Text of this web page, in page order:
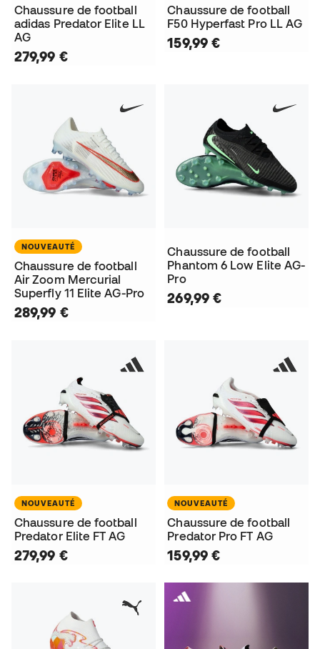
Chaussure de football
adidas Predator Elite LL
AG
279,99 €
Chaussure de football
F50 Hyperfast Pro LL AG
159,99 €
NOUVEAUTÉ
Chaussure de football
Air Zoom Mercurial
Superfly 11 Elite AG-Pro
289,99 €
Chaussure de football
Phantom 6 Low Elite AG-
Pro
269,99 €
NOUVEAUTÉ
Chaussure de football
Predator Elite FT AG
279,99 €
NOUVEAUTÉ
Chaussure de football
Predator Pro FT AG
159,99 €